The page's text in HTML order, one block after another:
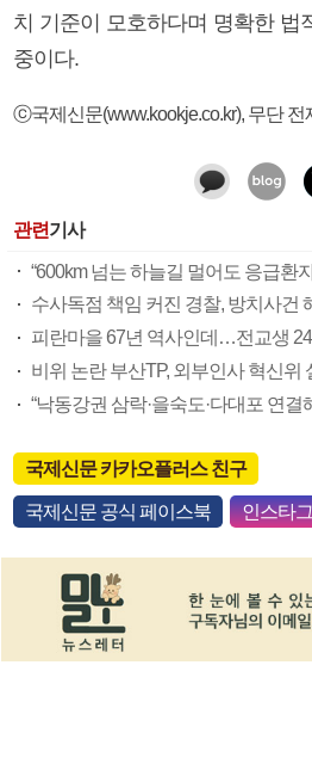
치 기준이 모호하다며 명확한 법
중이다.
ⓒ국제신문(www.kookje.co.kr), 무단 전
관련기사
수사독점 책임 커진 경찰, 방치사건
피란마을 67년 역사인데…전교생
비위 논란 부산TP, 외부인사 혁신위
“낙동강권 삼락·을숙도·다대포 연결
국제신문 카카오플러스 친구
국제신문 공식 페이스북 인스타